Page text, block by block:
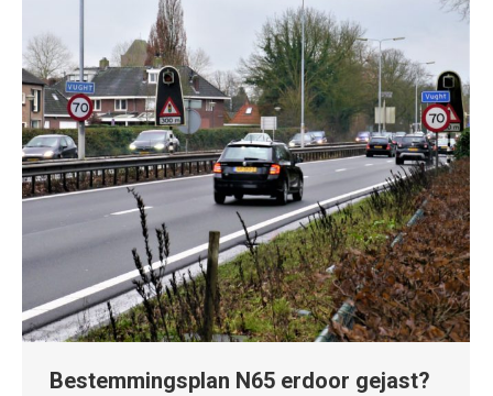
Bestemmingsplan N65 erdoor gejast?